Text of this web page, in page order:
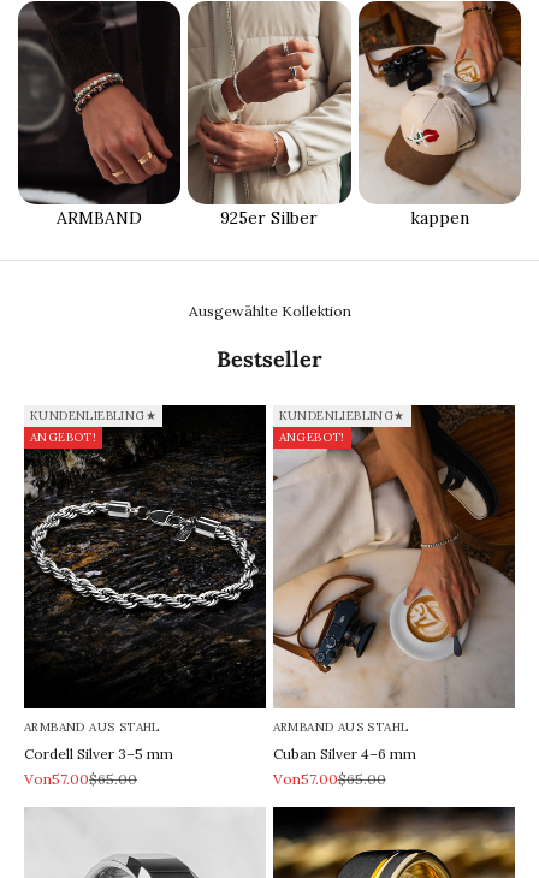
ARMBAND 925er Silber kappen
Ausgewählte Kollektion
Bestseller
KUNDENLIEBLING★
ANGEBOT!
ARMBAND AUS STAHL
Cordell Silver 3–5 mm
REA-pris
Von57.00Pris
$65.00
KUNDENLIEBLING★
ANGEBOT!
ARMBAND AUS STAHL
Cuban Silver 4–6 mm
REA-pris
Von57.00Pris
$65.00